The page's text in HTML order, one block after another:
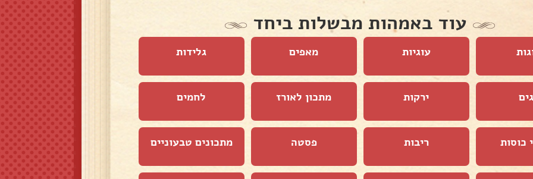
עוד באמהות מבשלות ביחד
עוגיות מאפים גלידות
ירקות מתכון לאורז לחמים
כוסות ריבות פסטה מתכונים טבעוניים